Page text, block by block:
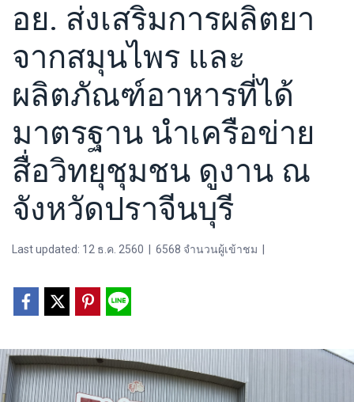
อย. ส่งเสริมการผลิตยา
จากสมุนไพร และ
ผลิตภัณฑ์อาหารที่ได้
มาตรฐาน นำเครือข่าย
สื่อวิทยุชุมชน ดูงาน ณ
จังหวัดปราจีนบุรี
Last updated: 12 ธ.ค. 2560 6568 จำนวนผู้เข้าชม